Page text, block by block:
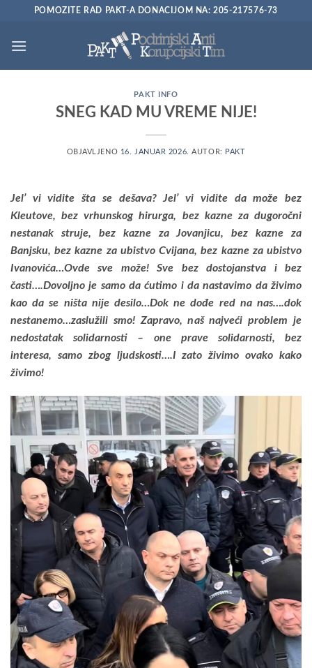
Preskoči
sadržaj
POMOZITE RAD PAKT-A DONACIJOM NA: 205-217576-73
PAKT INFO
SNEG KAD MU VREME NIJE!
OBJAVLJENO 16. JANUAR 2026. AUTOR: PAKT
Jel’ vi vidite šta se dešava? Jel’ vi vidite da može bez
Kleutove, bez vrhunskog hirurga, bez kazne za dugoročni
nestanak struje, bez kazne za Jovanjicu, bez kazne za
Banjsku, bez kazne za ubistvo Cvijana, bez kazne za ubistvo
Ivanovića…Ovde sve može! Sve bez dostojanstva i bez
časti….Dovoljno je samo da ćutimo i da nastavimo da živimo
kao da se ništa nije desilo…Dok ne dođe red na nas….dok
nestanemo…zaslužili smo! Zapravo, naš najveći problem je
nedostatak solidarnosti – one prave solidarnosti, bez
interesa, samo zbog ljudskosti….I zato živimo ovako kako
živimo!